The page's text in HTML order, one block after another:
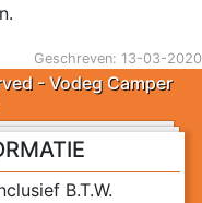
Geschreven: 13-03-2020
- Vodeg Camper
B.T.W.